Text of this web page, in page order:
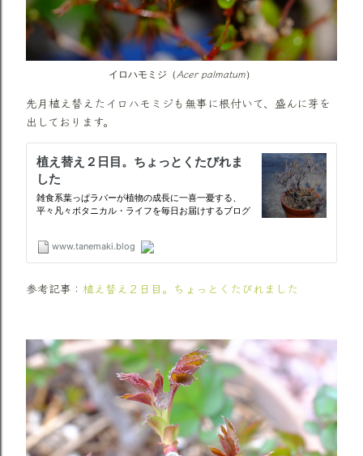
イロハモミジ（ Acer palmatum）
先月植え替えたイロハモミジも無事に根付いて、盛んに芽を
出しております。
参考記事： 植え替え２日目。ちょっとくたびれました